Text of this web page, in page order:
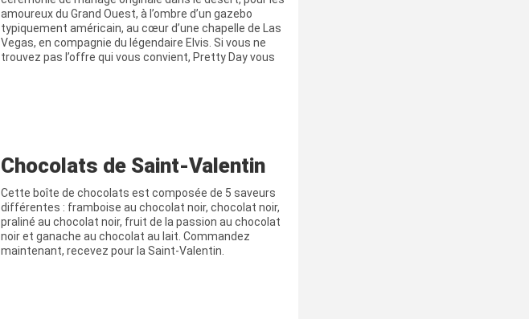
amoureux du Grand Ouest, à l’ombre d’un gazebo
typiquement américain, au cœur d’une chapelle de Las
Vegas, en compagnie du légendaire Elvis. Si vous ne
trouvez pas l’offre qui vous convient, Pretty Day vous
Chocolats de Saint-Valentin
Cette boîte de chocolats est composée de 5 saveurs
différentes : framboise au chocolat noir, chocolat noir,
praliné au chocolat noir, fruit de la passion au chocolat
noir et ganache au chocolat au lait. Commandez
maintenant, recevez pour la Saint-Valentin.